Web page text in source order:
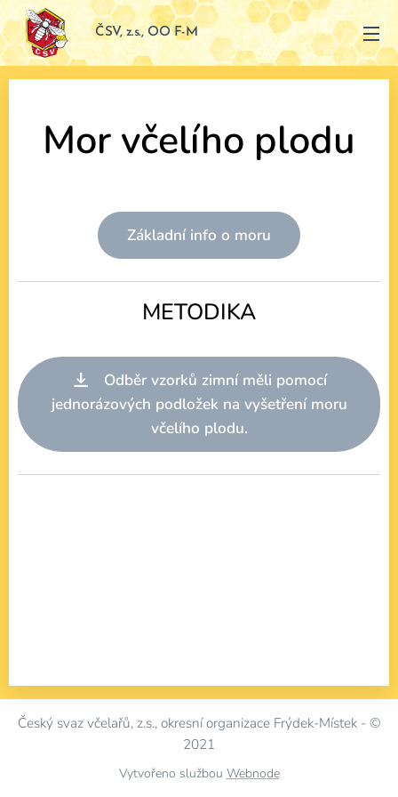
ČSV, z.s., OO F-M
Mor včelího plodu
Základní info o moru
METODIKA
Odběr vzorků zimní měli pomocí
jednorázových podložek na vyšetření moru
včelího plodu.
Český svaz včelařů, z.s., okresní organizace Frýdek-Místek -©
2021
Vytvořeno službou Webnode